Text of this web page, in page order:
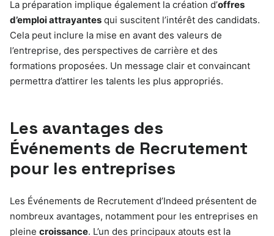
La préparation implique également la création d’offres
d’emploi attrayantes qui suscitent l’intérêt des candidats.
Cela peut inclure la mise en avant des valeurs de
l’entreprise, des perspectives de carrière et des
formations proposées. Un message clair et convaincant
permettra d’attirer les talents les plus appropriés.
Les avantages des
Événements de Recrutement
pour les entreprises
Les Événements de Recrutement d’Indeed présentent de
nombreux avantages, notamment pour les entreprises en
pleine croissance. L’un des principaux atouts est la